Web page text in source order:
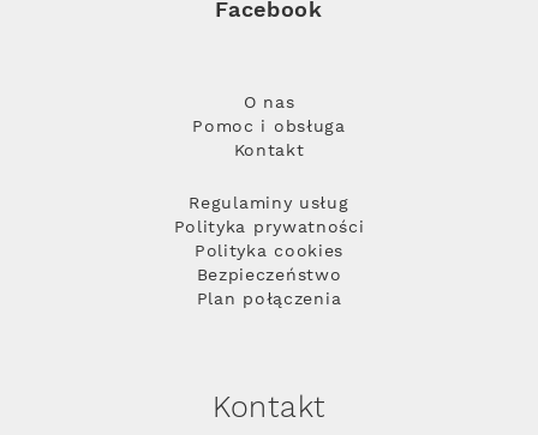
Facebook
O nas
Pomoc i obsługa
Kontakt
Regulaminy usług
Polityka prywatności
Polityka cookies
Bezpieczeństwo
Plan połączenia
Kontakt